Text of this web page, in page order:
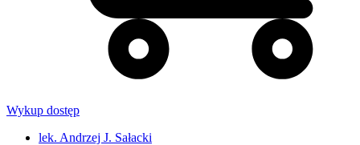
Wykup dostęp
lek. Andrzej J. Sałacki